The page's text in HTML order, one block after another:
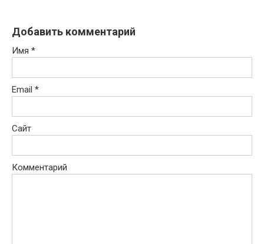
Добавить комментарий
Имя *
Email *
Сайт
Комментарий